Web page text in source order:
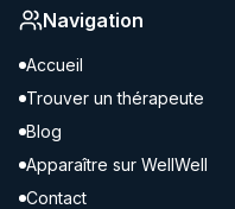
Navigation
Accueil
Trouver un thérapeute
Blog
Apparaître sur WellWell
Contact